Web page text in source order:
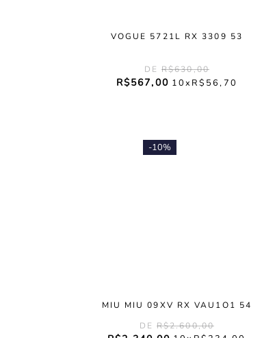
VOGUE 5721L RX 3309 53
R$630,00
R$567,00 10 R$ 56,70
-10%
MIU MIU 09XV RX VAU1O1 54
R$2.600,00